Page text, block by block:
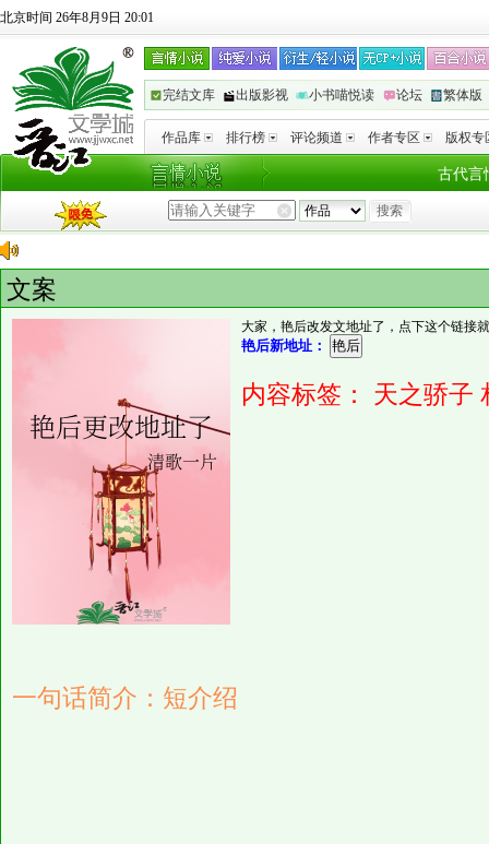
北京时间 26年8月9日 20:01
完结文库 出版影视 小书喵悦读 论坛 繁体版
作品库 排行榜 评论频道 作者专区 版权专
古代言
文案
大家，艳后改发文地址了，点下这个链接
艳后新地址：
内容标签： 天之骄子
一句话简介：短介绍